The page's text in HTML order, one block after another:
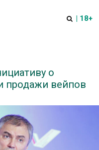
| 18+
о
продажи вейпов